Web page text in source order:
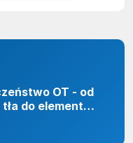
OT - od
do elementu